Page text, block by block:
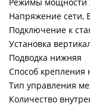
Напряжение сети,
Подключение к
Установка
Подводка нижняя
Способ крепления
Тип управления
Количество